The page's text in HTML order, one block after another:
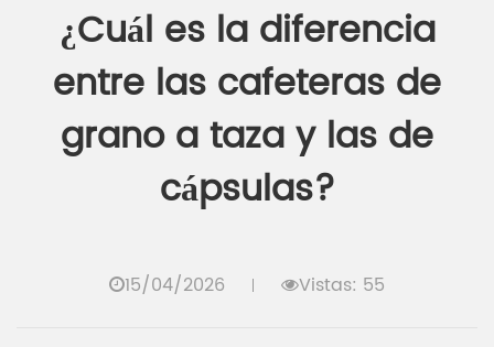
¿Cuál es la diferencia
entre las cafeteras de
grano a taza y las de
cápsulas?
15/04/2026 Vistas: 55